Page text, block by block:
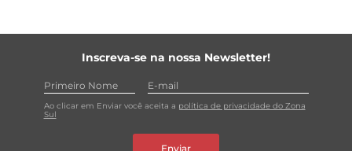
Inscreva-se na nossa Newsletter!
Ao clicar em Enviar você aceita a política de privacidade do Zona
Sul
Enviar